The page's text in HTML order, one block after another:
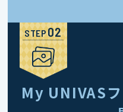
STEP
My UNIVAS